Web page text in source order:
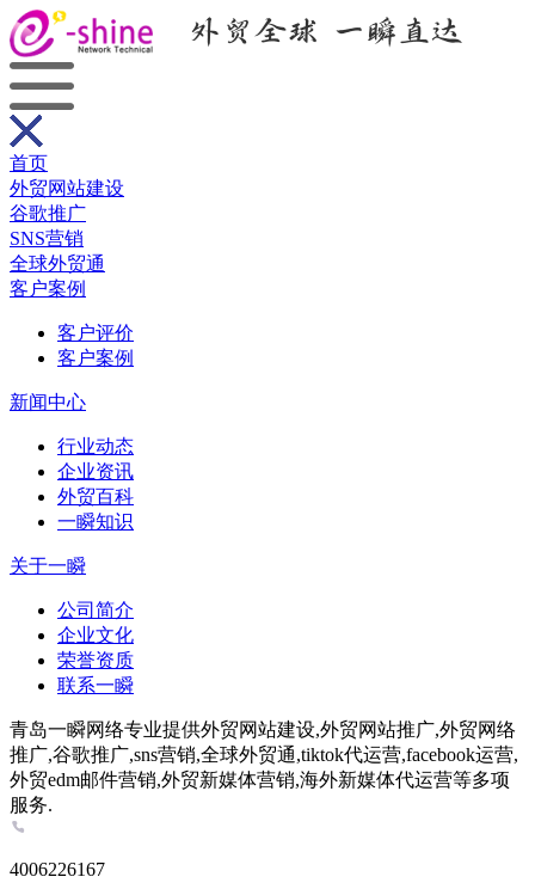
首页
外贸网站建设
谷歌推广
SNS营销
全球外贸通
客户案例
客户评价
客户案例
新闻中心
行业动态
企业资讯
外贸百科
一瞬知识
关于一瞬
公司简介
企业文化
荣誉资质
联系一瞬
青岛一瞬网络专业提供外贸网站建设,外贸网站推广,外贸网络
推广,谷歌推广,sns营销,全球外贸通,tiktok代运营,facebook运营,
外贸edm邮件营销,外贸新媒体营销,海外新媒体代运营等多项
服务.
4006226167